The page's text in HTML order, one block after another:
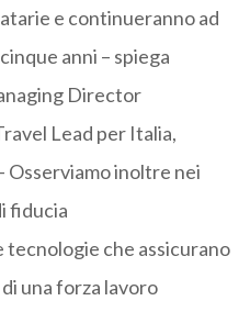
e continueranno ad
anni – spiega
Director
Lead per Italia,
Osserviamo inoltre nei
fiducia
tecnologie che assicurano
una forza lavoro